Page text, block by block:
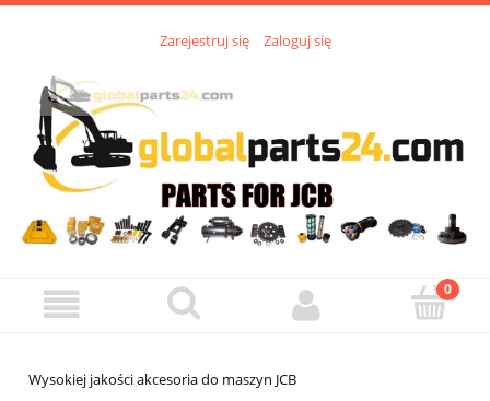
Zarejestruj się Zaloguj się
Wysokiej jakości akcesoria do maszyn JCB